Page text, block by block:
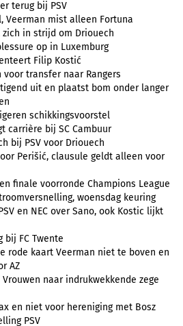
terug bij PSV
Veerman mist alleen Fortuna
zich in strijd om Driouech
op in Luxemburg
Filip Kostić
transfer naar Rangers
uit en plaatst bom onder langer
schikkingsvoorstel
carrière bij SC Cambuur
bij PSV voor Driouech
Perišić, clausule geldt alleen voor
finale voorronde Champions League
woensdag keuring
en NEC over Sano, ook Kostic lijkt
bij FC Twente
rode kaart Veerman niet te boven en
AZ
naar indrukwekkende zege
en niet voor hereniging met Bosz
PSV